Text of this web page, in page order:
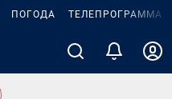
ПОГОДА ТЕЛЕПРОГРАММА